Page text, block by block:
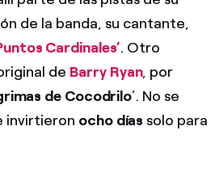
de la banda, su cantante,
Cardinales’. Otro
de Barry Ryan, por
de Cocodrilo’. No se
invirtieron ocho días solo para